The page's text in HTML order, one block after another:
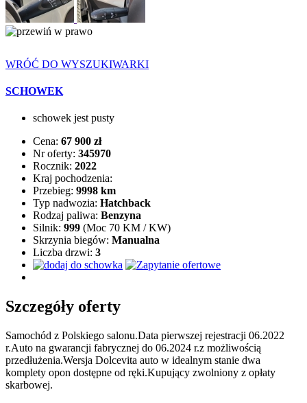
WRÓĆ DO WYSZUKIWARKI
SCHOWEK
schowek jest pusty
Cena: 67 900 zł
Nr oferty: 345970
Rocznik: 2022
Kraj pochodzenia:
Przebieg: 9998 km
Typ nadwozia: Hatchback
Rodzaj paliwa: Benzyna
Silnik: 999 (Moc 70 KM / KW)
Skrzynia biegów: Manualna
Liczba drzwi: 3
Szczegóły oferty
Samochód z Polskiego salonu.Data pierwszej rejestracji 06.2022
r.Auto na gwarancji fabrycznej do 06.2024 r.z możliwością
przedłużenia.Wersja Dolcevita auto w idealnym stanie dwa
komplety opon dostępne od ręki.Kupujący zwolniony z opłaty
skarbowej.